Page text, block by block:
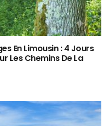
En Limousin : 4 Jours
Les Chemins De La